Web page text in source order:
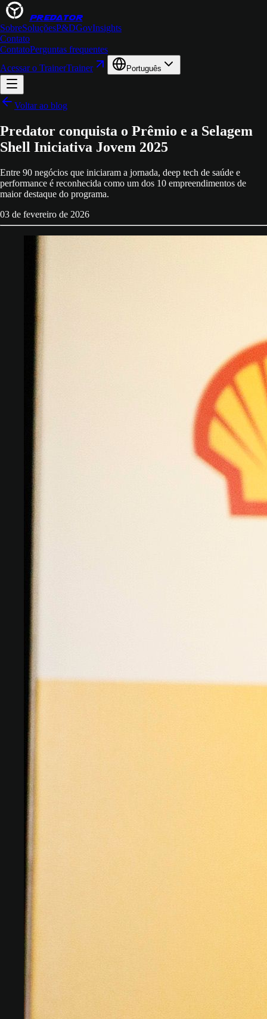
PREDATOR
SobreSoluçõesP&DGovInsights
Contato
ContatoPerguntas frequentes
Acessar o TrainerTrainer Português
Voltar ao blog
Predator conquista o Prêmio e a Selagem
Shell Iniciativa Jovem 2025
Entre 90 negócios que iniciaram a jornada, deep tech de saúde e
performance é reconhecida como um dos 10 empreendimentos de
maior destaque do programa.
03 de fevereiro de 2026